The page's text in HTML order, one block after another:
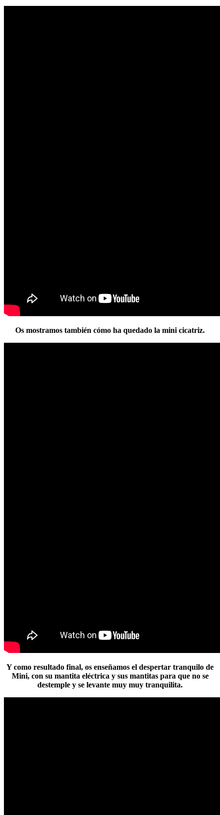
Os mostramos también cómo ha quedado la mini cicatriz.
Y como resultado final, os enseñamos el despertar tranquilo de
Mini, con su mantita eléctrica y sus mantitas para que no se
destemple y se levante muy muy tranquilita.